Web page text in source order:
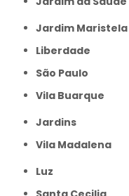
Jardim Maristela
Liberdade
São Paulo
Vila Buarque
Jardins
Vila Madalena
Luz